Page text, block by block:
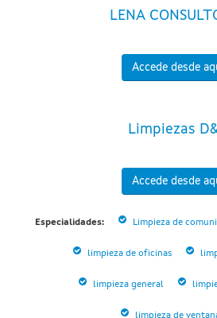
LENA
Accede desde
Limpiezas
Accede desde
Especialidades: Limpieza de
limpieza de oficinas
limpieza general
limpieza de